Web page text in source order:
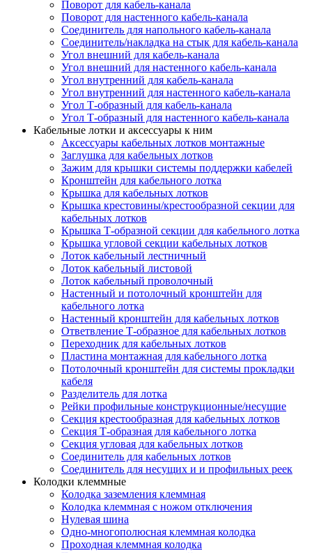
Поворот для кабель-канала
Поворот для настенного кабель-канала
Соединитель для напольного кабель-канала
Соединитель/накладка на стык для кабель-канала
Угол внешний для кабель-канала
Угол внешний для настенного кабель-канала
Угол внутренний для кабель-канала
Угол внутренний для настенного кабель-канала
Угол Т-образный для кабель-канала
Угол Т-образный для настенного кабель-канала
Кабельные лотки и аксессуары к ним
Аксессуары кабельных лотков монтажные
Заглушка для кабельных лотков
Зажим для крышки системы поддержки кабелей
Кронштейн для кабельного лотка
Крышка для кабельных лотков
Крышка крестовины/крестообразной секции для
кабельных лотков
Крышка Т-образной секции для кабельного лотка
Крышка угловой секции кабельных лотков
Лоток кабельный лестничный
Лоток кабельный листовой
Лоток кабельный проволочный
Настенный и потолочный кронштейн для
кабельного лотка
Настенный кронштейн для кабельных лотков
Ответвление Т-образное для кабельных лотков
Переходник для кабельных лотков
Пластина монтажная для кабельного лотка
Потолочный кронштейн для системы прокладки
кабеля
Разделитель для лотка
Рейки профильные конструкционные/несущие
Секция крестообразная для кабельных лотков
Секция Т-образная для кабельного лотка
Секция угловая для кабельных лотков
Соединитель для кабельных лотков
Соединитель для несущих и и профильных реек
Колодки клеммные
Колодка заземления клеммная
Колодка клеммная с ножом отключения
Нулевая шина
Одно-многополюсная клеммная колодка
Проходная клеммная колодка